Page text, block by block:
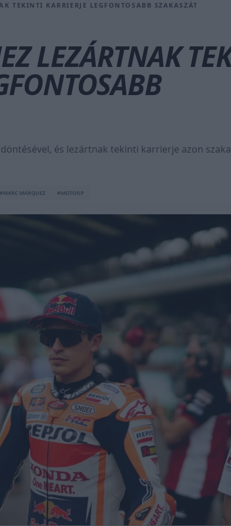
TEKINTI KARRIERJE LEGFONTOSABB SZAKASZÁT
LEZÁRTNAK
és lezártnak tekinti karrierje azon
#MARC MARQUEZ #MOTOGP